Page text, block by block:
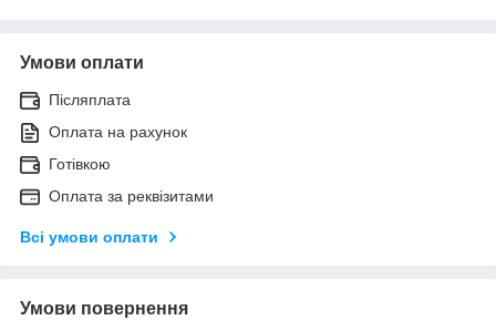
Умови оплати
Післяплата
Оплата на рахунок
Готівкою
Оплата за реквізитами
Всі умови оплати
Умови повернення